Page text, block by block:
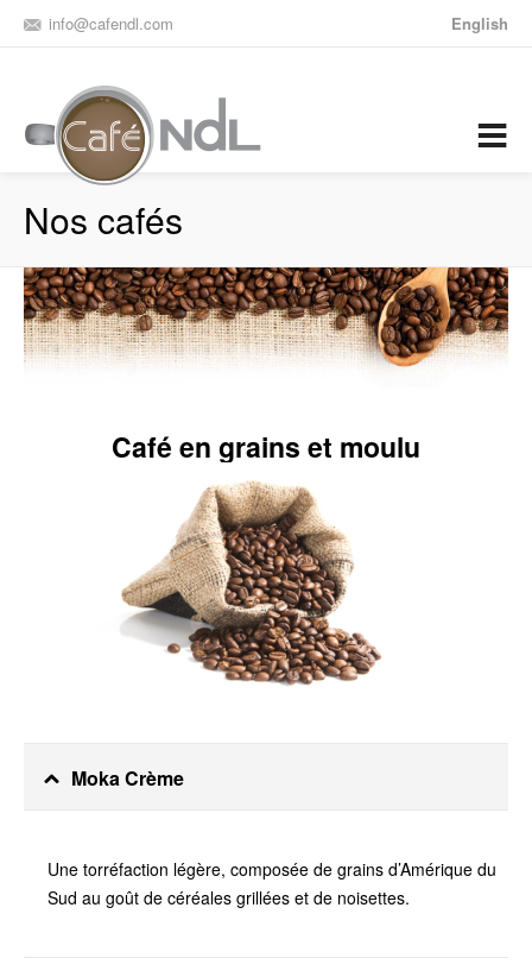
info@cafendl.com English
Nos cafés
Café en grains et moulu
Moka Crème
Une torréfaction légère, composée de grains d’Amérique du
Sud au goût de céréales grillées et de noisettes.